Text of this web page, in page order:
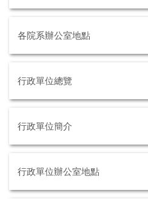
各院系辦公室地點
行政單位總覽
行政單位簡介
行政單位辦公室地點